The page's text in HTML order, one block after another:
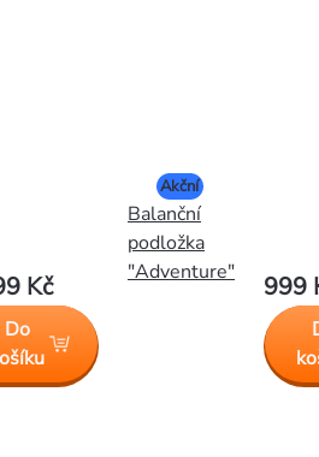
Kč
Do
Akční
Balanční
podložka
"Adventure"
999